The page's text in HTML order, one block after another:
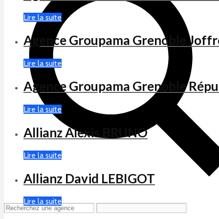
Lire la suite
Agence Groupama Grenoble
Lire la suite
Agence Groupama Grenoble
Lire la suite
Allianz Alexis BRUNO
Lire la suite
Allianz David LEBIGOT
Lire la suite